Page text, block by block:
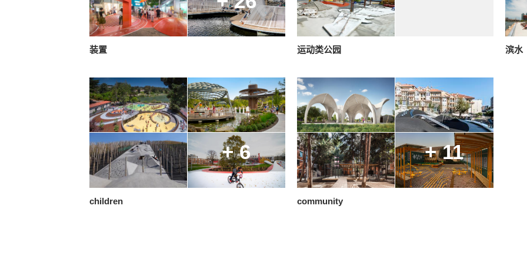
装置 运动类公园 滨水
+ 6
children
+ 11
community